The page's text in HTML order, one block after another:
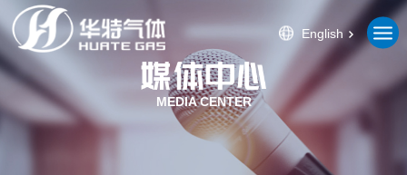
English
MEDIA CENTER